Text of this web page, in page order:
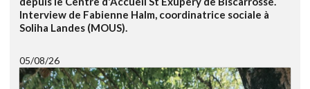
Interview de Fabienne Halm, coordinatrice sociale à
Soliha Landes (MOUS).
05/08/26